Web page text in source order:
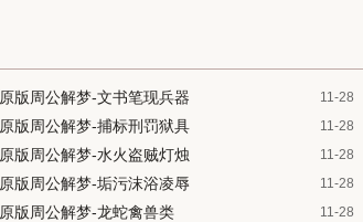
原版周公解梦-文书笔现兵器 11-28
原版周公解梦-捕标刑罚狱具 11-28
原版周公解梦-水火盗贼灯烛 11-28
原版周公解梦-垢污沫浴凌辱 11-28
原版周公解梦-龙蛇禽兽类 11-28